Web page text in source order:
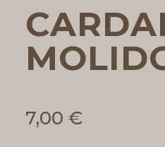
7,00 €